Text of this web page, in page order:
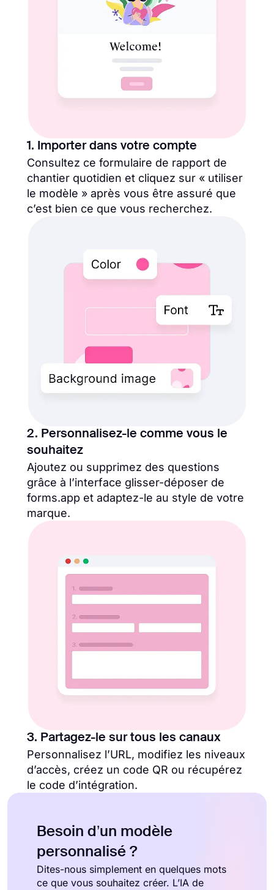
1. Importer dans votre compte
Consultez ce formulaire de rapport de
chantier quotidien et cliquez sur « utiliser
le modèle » après vous être assuré que
c’est bien ce que vous recherchez.
2. Personnalisez-le comme vous le
souhaitez
Ajoutez ou supprimez des questions
grâce à l’interface glisser-déposer de
forms.app et adaptez-le au style de votre
marque.
3. Partagez-le sur tous les canaux
Personnalisez l’URL, modifiez les niveaux
d’accès, créez un code QR ou récupérez
le code d’intégration.
Besoin d’un modèle
personnalisé ?
Dites-nous simplement en quelques mots
ce que vous souhaitez créer. L’IA de